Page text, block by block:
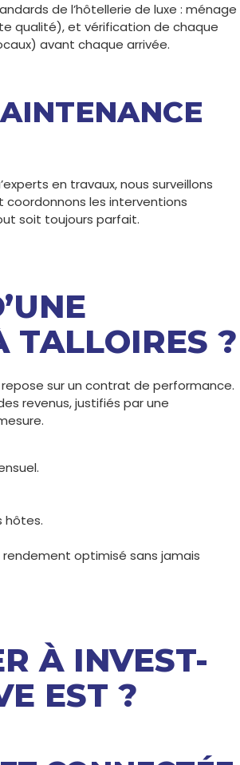
de l’hôtellerie de luxe : ménage
qualité), et vérification de chaque
avant chaque arrivée.
en travaux, nous surveillons
les interventions
soit toujours parfait.
TALLOIRES ?
sur un contrat de performance.
revenus, justifiés par une
hôtes.
rendement optimisé sans jamais
À INVEST-
EST ?